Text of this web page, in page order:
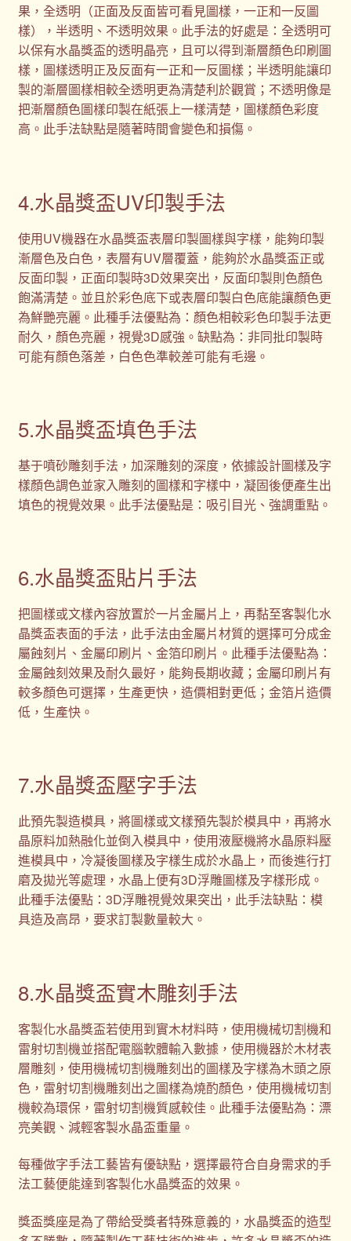
果，全透明（正面及反面皆可看見圖樣，一正和一反圖
樣），半透明、不透明效果。此手法的好處是：全透明可
以保有水晶獎盃的透明晶亮，且可以得到漸層顏色印刷圖
樣，圖樣透明正及反面有一正和一反圖樣；半透明能讓印
製的漸層圖樣相較全透明更為清楚利於觀賞；不透明像是
把漸層顏色圖樣印製在紙張上一樣清楚，圖樣顏色彩度
高。此手法缺點是隨著時間會變色和損傷。
4.水晶獎盃UV印製手法
使用UV機器在水晶獎盃表層印製圖樣與字樣，能夠印製
漸層色及白色，表層有UV層覆蓋，能夠於水晶獎盃正或
反面印製，正面印製時3D效果突出，反面印製則色顏色
飽滿清楚。並且於彩色底下或表層印製白色底能讓顏色更
為鮮艷亮麗。此種手法優點為：顏色相較彩色印製手法更
耐久，顏色亮麗，視覺3D感強。缺點為：非同批印製時
可能有顏色落差，白色色準較差可能有毛邊。
5.水晶獎盃填色手法
基于噴砂雕刻手法，加深雕刻的深度，依據設計圖樣及字
樣顏色調色並家入雕刻的圖樣和字樣中，凝固後便產生出
填色的視覺效果。此手法優點是：吸引目光、強調重點。
6.水晶獎盃貼片手法
把圖樣或文樣內容放置於一片金屬片上，再黏至客製化水
晶獎盃表面的手法，此手法由金屬片材質的選擇可分成金
屬蝕刻片、金屬印刷片、金箔印刷片。此種手法優點為：
金屬蝕刻效果及耐久最好，能夠長期收藏；金屬印刷片有
較多顏色可選擇，生產更快，造價相對更低；金箔片造價
低，生產快。
7.水晶獎盃壓字手法
此預先製造模具，將圖樣或文樣預先製於模具中，再將水
晶原料加熱融化並倒入模具中，使用液壓機將水晶原料壓
進模具中，冷凝後圖樣及字樣生成於水晶上，而後進行打
磨及拋光等處理，水晶上便有3D浮雕圖樣及字樣形成。
此種手法優點：3D浮雕視覺效果突出，此手法缺點：模
具造及高昂，要求訂製數量較大。
8.水晶獎盃實木雕刻手法
客製化水晶獎盃若使用到實木材料時，使用機械切割機和
雷射切割機並搭配電腦軟體輸入數據，使用機器於木材表
層雕刻，使用機械切割機雕刻出的圖樣及字樣為木頭之原
色，雷射切割機雕刻出之圖樣為燒酌顏色，使用機械切割
機較為環保，雷射切割機質感較佳。此種手法優點為：漂
亮美觀、減輕客製水晶盃重量。
每種做字手法工藝皆有優缺點，選擇最符合自身需求的手
法工藝便能達到客製化水晶獎盃的效果。
獎盃獎座是為了帶給受獎者特殊意義的，水晶獎盃的造型